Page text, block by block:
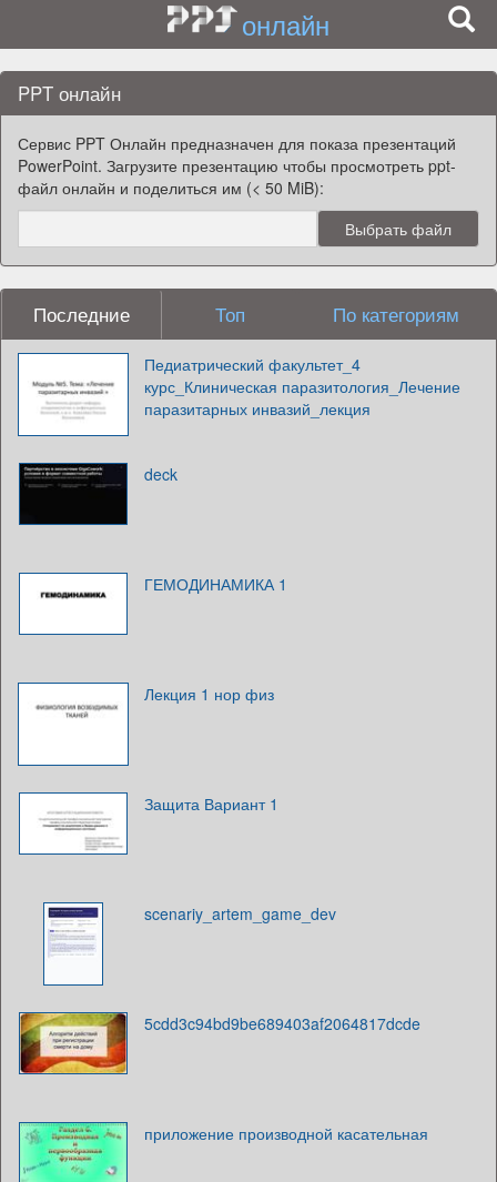
онлайн
PPT онлайн
Сервис PPT Онлайн предназначен для показа презентаций
PowerPoint. Загрузите презентацию чтобы просмотреть ppt-
файл онлайн и поделиться им (< 50 MiB):
Последние Топ По категориям
Педиатрический факультет_4
курс_Клиническая паразитология_Лечение
паразитарных инвазий_лекция
deck
ГЕМОДИНАМИКА 1
Лекция 1 нор физ
Защита Вариант 1
scenariy_artem_game_dev
5cdd3c94bd9be689403af2064817dcde
приложение производной касательная